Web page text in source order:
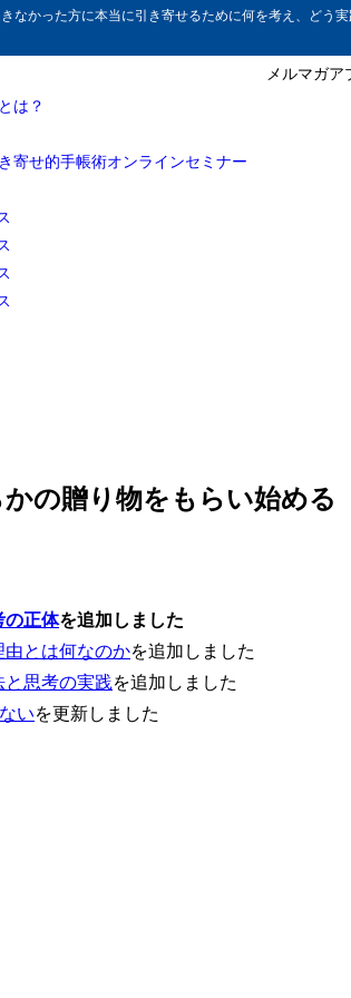
かった方に本当に引き寄せるために何を考え、どう
は？
寄せ的手帳術オンラインセミナー
メルマガア
の贈り物をもらい始める
の正体を追加しました
とは何なのかを追加しました
思考の実践を追加しました
いを更新しました
始める
てに意識を向ける